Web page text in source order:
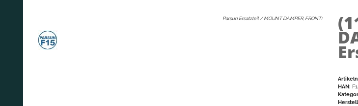
Parsun Ersatzteil / MOUNT DAMPER, FRONT:
HAN: